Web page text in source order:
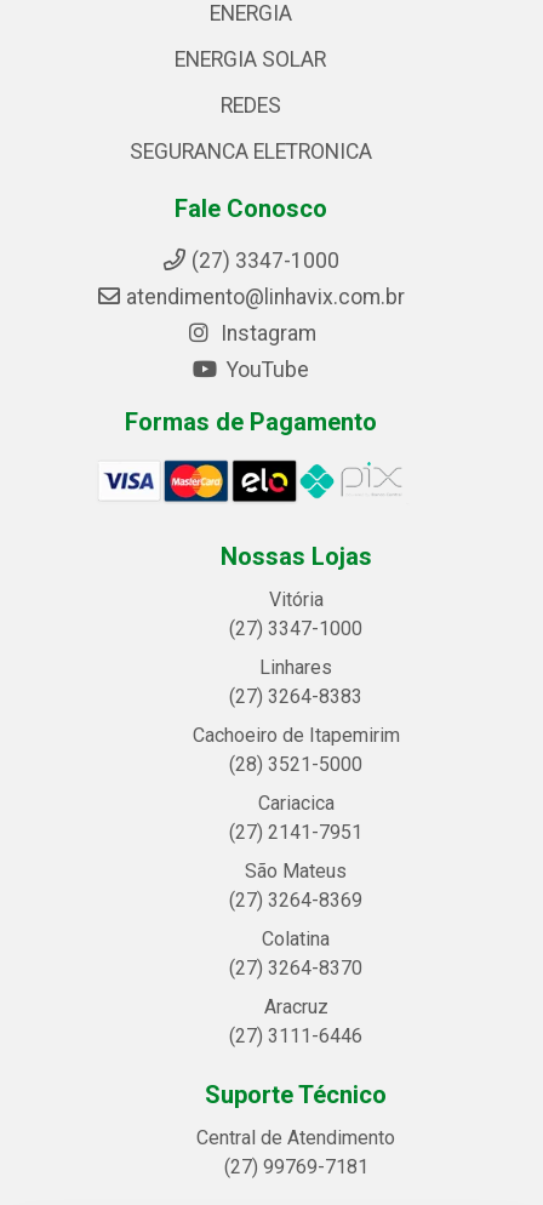
ENERGIA
ENERGIA SOLAR
REDES
SEGURANCA ELETRONICA
Fale Conosco
(27) 3347-1000
atendimento@linhavix.com.br
Instagram
YouTube
Formas de Pagamento
Nossas Lojas
Vitória
(27) 3347-1000
Linhares
(27) 3264-8383
Cachoeiro de Itapemirim
(28) 3521-5000
Cariacica
(27) 2141-7951
São Mateus
(27) 3264-8369
Colatina
(27) 3264-8370
Aracruz
(27) 3111-6446
Suporte Técnico
Central de Atendimento
(27) 99769-7181